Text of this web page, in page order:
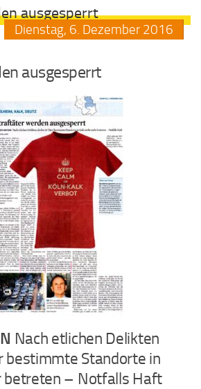
ausgesperrt
Dienstag, 6. Dezember 2016
ausgesperrt
Nach etlichen Delikten
bestimmte Standorte in
betreten – Notfalls Haft